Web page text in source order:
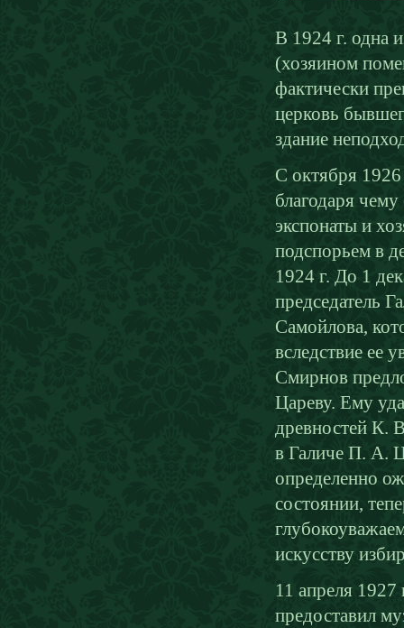
В 1924 г. одна
(хозяином
фактически
церковь
здание
С октября
благодаря
экспонаты и
подспорьем в
1924 г. До 1
председатель
Самойлова,
вследствие ее
Смирнов
Цареву. Ему
древностей К.
в Галиче П. А.
определенно
состоянии,
искусству
11 апреля 1927
предоставил